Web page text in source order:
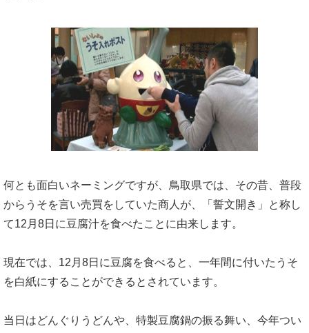
何とも面白いネーミングですが、鳥取県では、その昔、普段
からうそを言い売買をしていた商人が、「誓文開き」と称し
て12月8日に豆腐汁を食べたことに由来します。
現在では、12月8日に豆腐を食べると、一年間に付いたうそ
を白紙にすることができるとされています。
当日はどんぐりうどんや、特製豆腐鍋の振る舞い、今年つい